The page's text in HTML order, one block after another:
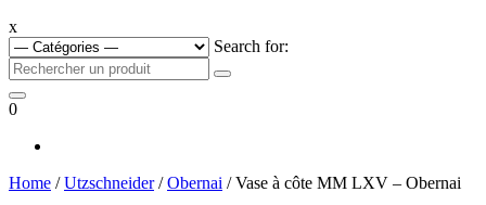
x
Search for:
0
Home /Utzschneider/Obernai / Vase à côte MM LXV – Obernai